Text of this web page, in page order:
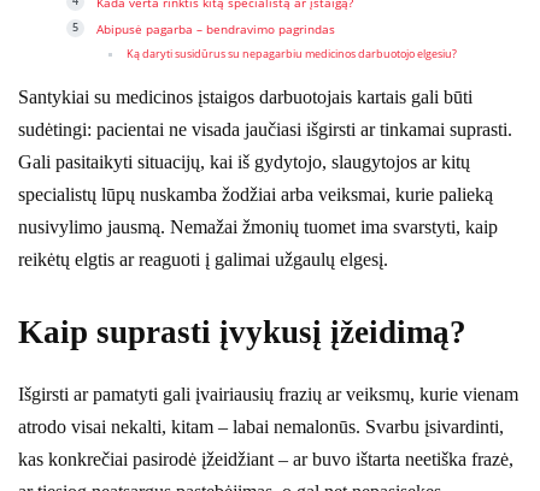
Abipusė pagarba – bendravimo pagrindas
Ką daryti susidūrus su nepagarbiu medicinos darbuotojo elgesiu?
Santykiai su medicinos įstaigos darbuotojais kartais gali būti
sudėtingi: pacientai ne visada jaučiasi išgirsti ar tinkamai suprasti.
Gali pasitaikyti situacijų, kai iš gydytojo, slaugytojos ar kitų
specialistų lūpų nuskamba žodžiai arba veiksmai, kurie palieką
nusivylimo jausmą. Nemažai žmonių tuomet ima svarstyti, kaip
reikėtų elgtis ar reaguoti į galimai užgaulų elgesį.
Kaip suprasti įvykusį įžeidimą?
Išgirsti ar pamatyti gali įvairiausių frazių ar veiksmų, kurie vienam
atrodo visai nekalti, kitam – labai nemalonūs. Svarbu įsivardinti,
kas konkrečiai pasirodė įžeidžiant – ar buvo ištarta neetiška frazė,